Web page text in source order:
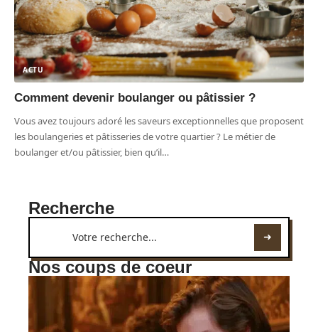
ACTU
Comment devenir boulanger ou pâtissier ?
Vous avez toujours adoré les saveurs exceptionnelles que proposent
les boulangeries et pâtisseries de votre quartier ? Le métier de
boulanger et/ou pâtissier, bien qu’il…
Recherche
Nos coups de coeur